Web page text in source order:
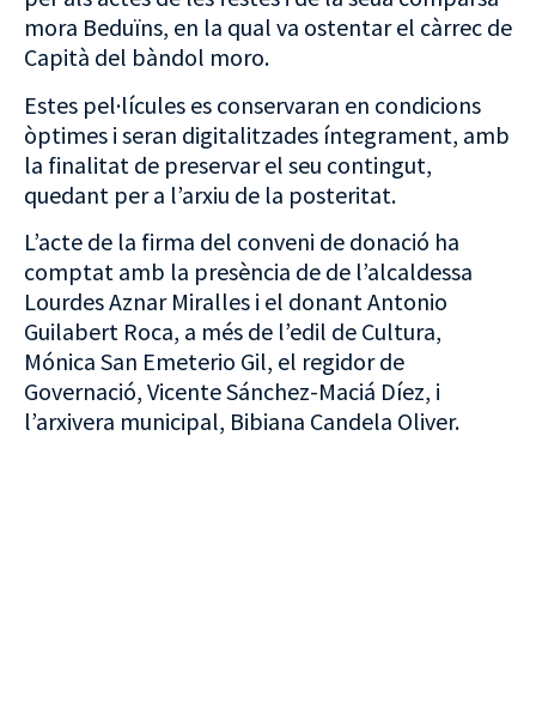
mora Beduïns, en la qual va ostentar el càrrec de
Capità del bàndol moro.
Estes pel·lícules es conservaran en condicions
òptimes i seran digitalitzades íntegrament, amb
la finalitat de preservar el seu contingut,
quedant per a l’arxiu de la posteritat.
L’acte de la firma del conveni de donació ha
comptat amb la presència de de l’alcaldessa
Lourdes Aznar Miralles i el donant Antonio
Guilabert Roca, a més de l’edil de Cultura,
Mónica San Emeterio Gil, el regidor de
Governació, Vicente Sánchez-Maciá Díez, i
l’arxivera municipal, Bibiana Candela Oliver.